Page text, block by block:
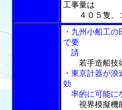
工事量は
４０５隻、１
・九州小船工
で要
請
若手造船技
・東京計器が
効
率的に可能に
視界模擬機